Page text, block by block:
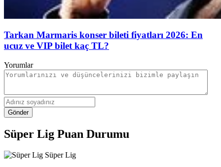
Tarkan Marmaris konser bileti fiyatları 2026: En
ucuz ve VIP bilet kaç TL?
Yorumlar
Gönder
Süper Lig Puan Durumu
Süper Lig